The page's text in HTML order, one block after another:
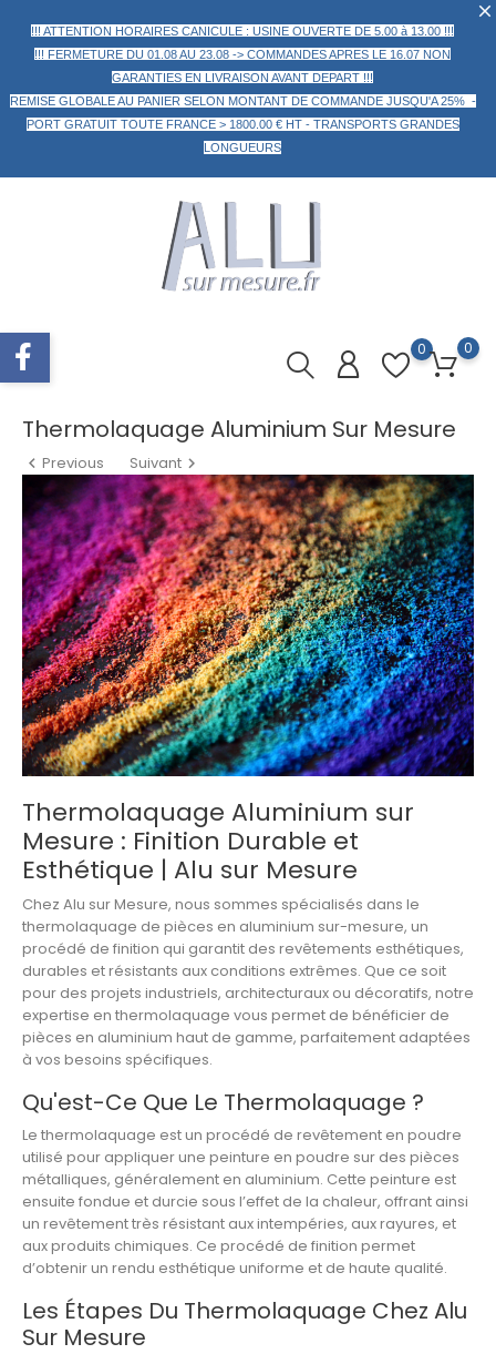
!!! ATTENTION HORAIRES CANICULE : USINE OUVERTE DE 5.00 à 13.00 !!!
!!! FERMETURE DU 01.08 AU 23.08 -> COMMANDES APRES LE 16.07 NON
GARANTIES EN LIVRAISON AVANT DEPART !!!
REMISE GLOBALE AU PANIER SELON MONTANT DE COMMANDE JUSQU'A 25% -
PORT GRATUIT TOUTE FRANCE > 1800.00 € HT - TRANSPORTS GRANDES
LONGUEURS
0 0
Thermolaquage Aluminium Sur Mesure
 Previous Suivant 
Thermolaquage Aluminium sur
Mesure : Finition Durable et
Esthétique | Alu sur Mesure
Chez Alu sur Mesure, nous sommes spécialisés dans le
thermolaquage de pièces en aluminium sur-mesure, un
procédé de finition qui garantit des revêtements esthétiques,
durables et résistants aux conditions extrêmes. Que ce soit
pour des projets industriels, architecturaux ou décoratifs, notre
expertise en thermolaquage vous permet de bénéficier de
pièces en aluminium haut de gamme, parfaitement adaptées
à vos besoins spécifiques.
Qu'est-Ce Que Le Thermolaquage ?
Le thermolaquage est un procédé de revêtement en poudre
utilisé pour appliquer une peinture en poudre sur des pièces
métalliques, généralement en aluminium. Cette peinture est
ensuite fondue et durcie sous l’effet de la chaleur, offrant ainsi
un revêtement très résistant aux intempéries, aux rayures, et
aux produits chimiques. Ce procédé de finition permet
d’obtenir un rendu esthétique uniforme et de haute qualité.
Les Étapes Du Thermolaquage Chez Alu
Sur Mesure